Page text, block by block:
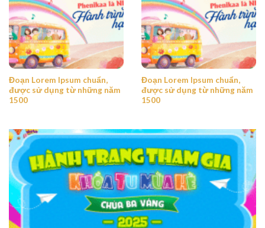
Đoạn Lorem Ipsum chuẩn,
được sử dụng từ những năm
1500
Đoạn Lorem Ipsum chuẩn,
được sử dụng từ những năm
1500